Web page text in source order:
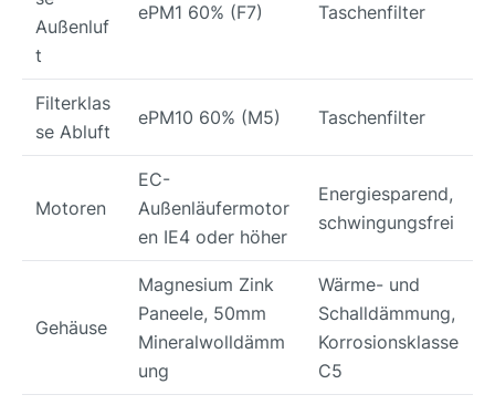
Außenluf
t
ePM1 60% (F7) Taschenfilter
Filterklas
se Abluft
ePM10 60% (M5) Taschenfilter
Motoren
EC-
Außenläufermotor
en IE4 oder höher
Energiesparend,
schwingungsfrei
Gehäuse
Magnesium Zink
Paneele, 50mm
Mineralwolldämm
ung
Wärme- und
Schalldämmung,
Korrosionsklasse
C5